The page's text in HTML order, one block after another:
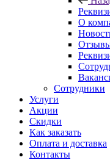
О
Сотрудники
Услуги
Акции
Скидки
Как заказать
Оплата и доставка
Контакты